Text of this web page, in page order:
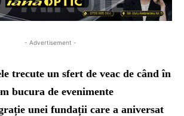
- Advertisement -
trecute un sfert de veac de când în
bucura de evenimente
unei fundații care a aniversat